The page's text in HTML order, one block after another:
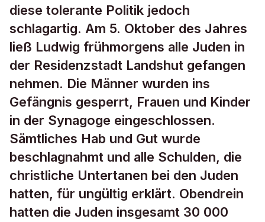
diese tolerante Politik jedoch
schlagartig. Am 5. Oktober des Jahres
ließ Ludwig frühmorgens alle Juden in
der Residenzstadt Landshut gefangen
nehmen. Die Männer wurden ins
Gefängnis gesperrt, Frauen und Kinder
in der Synagoge eingeschlossen.
Sämtliches Hab und Gut wurde
beschlagnahmt und alle Schulden, die
christliche Untertanen bei den Juden
hatten, für ungültig erklärt. Obendrein
hatten die Juden insgesamt 30 000